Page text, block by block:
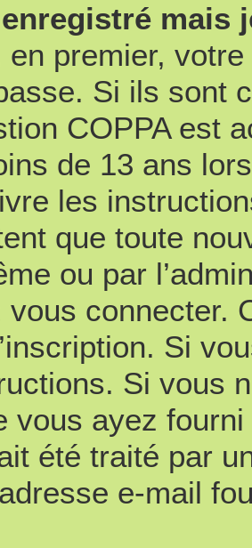
mais
premier,
Si ils sont
COPPA est
de 13 ans
les
que toute
ou par
vous connecter.
Si
Si vous
vous ayez
été traité par
e-mail